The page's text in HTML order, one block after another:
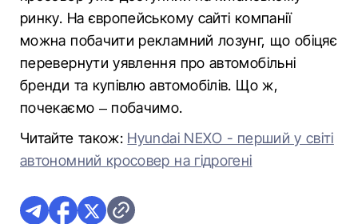
ринку. На європейському сайті компанії
можна побачити рекламний лозунг, що обіцяє
перевернути уявлення про автомобільні
бренди та купівлю автомобілів. Що ж,
почекаємо – побачимо.
Читайте також: Hyundai NEXO - перший у світі
автономний кросовер на гідрогені